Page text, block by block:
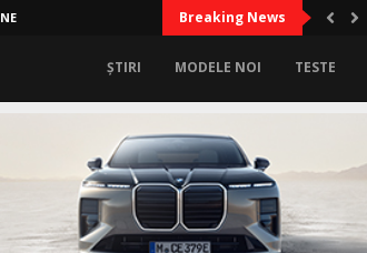
Breaking News
ȘTIRI MODELE NOI TESTE